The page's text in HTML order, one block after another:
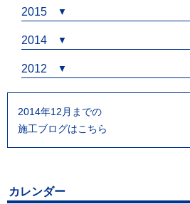
2015
2014
2012
2014年12月までの
施工ブログはこちら
カレンダー